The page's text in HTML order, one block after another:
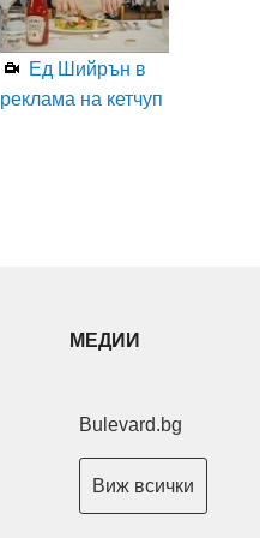
Ед Шийрън в
реклама на кетчуп
МЕДИИ
Bulevard.bg
Виж всички